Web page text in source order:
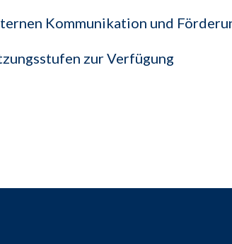
Kommunikation und
zur Verfügung